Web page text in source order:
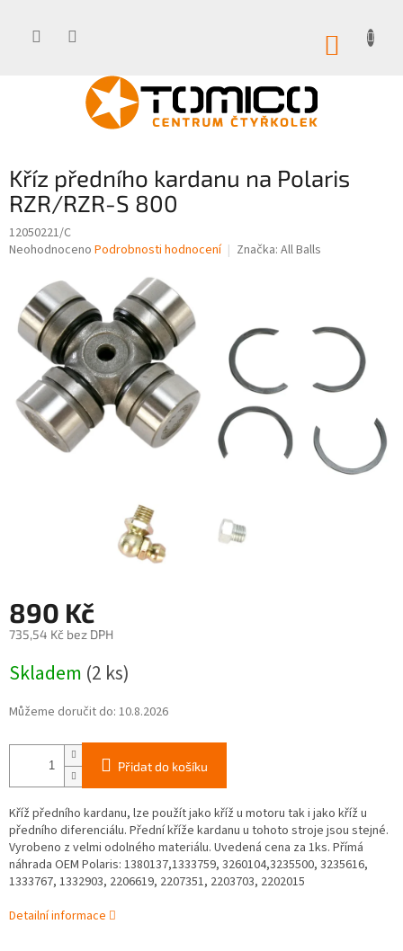
Kříz předního kardanu na Polaris
RZR/RZR-S 800
12050221/C
Průměrné
produktu
0,0
hvězdiček.
Neohodnoceno Podrobnosti hodnocení Značka: All Balls
890 Kč
735,54 Kč bez DPH
cena:
Skladem (2 ks)
Můžeme doručit do: 10.8.2026
Přidat do košíku
Kříž předního kardanu, lze použít jako kříž u motoru tak i jako kříž u
předního diferenciálu. Přední kříže kardanu u tohoto stroje jsou stejné.
Vyrobeno z velmi odolného materiálu. Uvedená cena za 1ks. Přímá
náhrada OEM Polaris: 1380137,1333759, 3260104,3235500, 3235616,
1333767, 1332903, 2206619, 2207351, 2203703, 2202015
Detailní informace